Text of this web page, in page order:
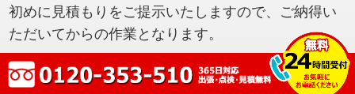
初めに見積もりをご提示いたしますので、ご納得い
ただいてからの作業となります。
京都府向日市上植野町北小